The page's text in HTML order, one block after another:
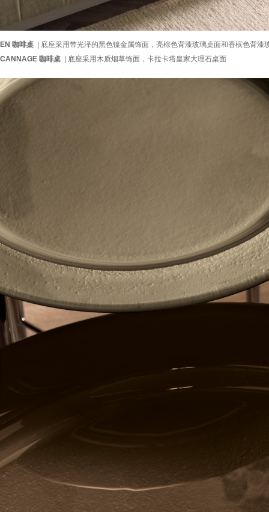
EN 咖啡桌
| 底座采用带光泽的黑色镍金属饰面，亮棕色背漆玻璃桌面和香槟色背漆
CANNAGE 咖啡桌
| 底座采用木质烟草饰面，卡拉卡塔皇家大理石桌面